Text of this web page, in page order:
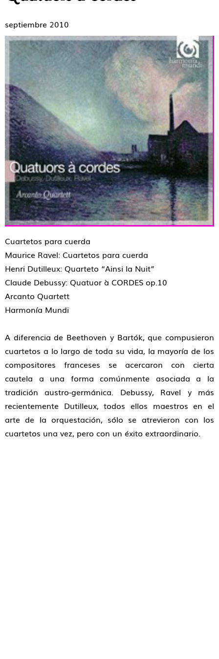
septiembre 2010
Cuartetos para cuerda
Maurice Ravel: Cuartetos para cuerda
Henri Dutilleux: Quarteto “Ainsi la Nuit”
Claude Debussy: Quatuor à CORDES op.10
Arcanto Quartett
Harmonía Mundi
A diferencia de Beethoven y Bartók, que compusieron
cuartetos a lo largo de toda su vida, la mayoría de los
compositores franceses se acercaron con cierta
cautela a una forma comúnmente asociada a la
tradición austro-germánica. Debussy, Ravel y más
recientemente Dutilleux, todos ellos maestros en el
arte de la orquestación, sólo se atrevieron con los
cuartetos una vez, pero con un éxito extraordinario.